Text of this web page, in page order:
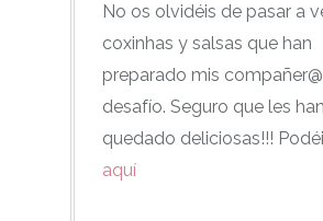
No os olvidéis de pasar a
coxinhas y salsas que han
preparado mis
desafío. Seguro que les han
quedado deliciosas!!!
aquí